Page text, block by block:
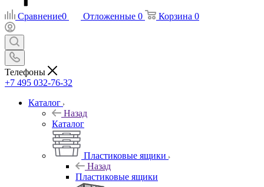
Сравнение0 Отложенные 0 Корзина 0
Телефоны
+7 495 032-76-32
Каталог
Назад
Каталог
Пластиковые ящики
Назад
Пластиковые ящики